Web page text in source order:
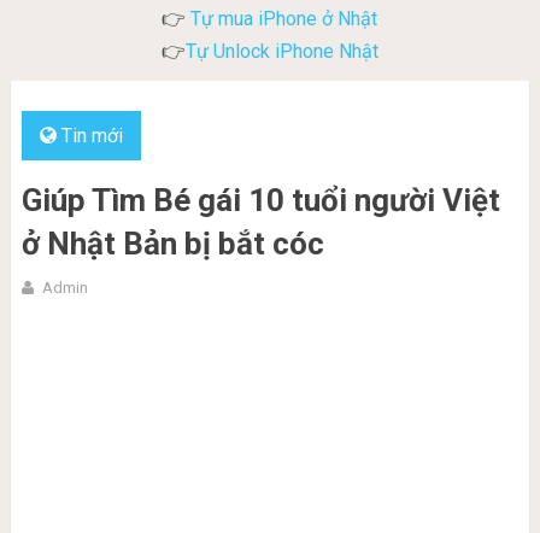
👉 Tự mua iPhone ở Nhật
👉Tự Unlock iPhone Nhật
Tin mới
Giúp Tìm Bé gái 10 tuổi người Việt
ở Nhật Bản bị bắt cóc
Admin